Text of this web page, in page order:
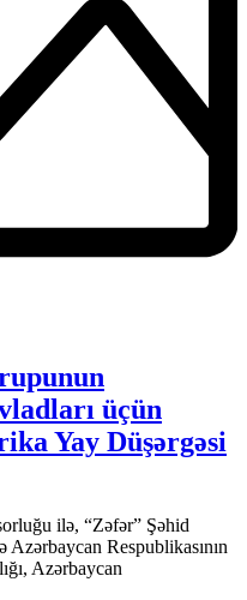
üçün
Yay Düşərgəsi
ilə, “Zəfər” Şəhid
Respublikasının
Azərbaycan